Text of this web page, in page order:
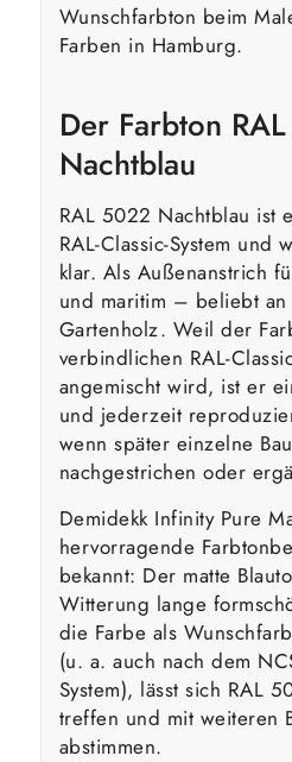
Wunschfarbton beim
Farben in Hamburg.
Der Farbton
Nachtblau
RAL 5022 Nachtblau ist
RAL-Classic-System und
klar. Als Außenanstrich
und maritim – beliebt an
Gartenholz. Weil der
verbindlichen RAL-
angemischt wird, ist er
und jederzeit
wenn später einzelne
nachgestrichen oder
Demidekk Infinity Pure
hervorragende
bekannt: Der matte
Witterung lange
die Farbe als
(u. a. auch nach dem
System), lässt sich RAL
treffen und mit weiteren
abstimmen.